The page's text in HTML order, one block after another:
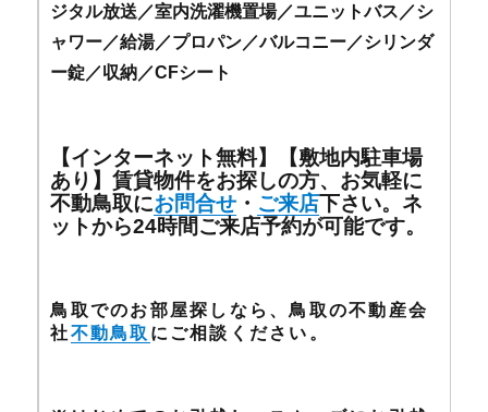
ジタル放送／室内洗濯機置場／ユニットバス／シ
ャワー／給湯／プロパン／バルコニー／シリンダ
ー錠／収納／CFシート
【インターネット無料】【敷地内駐車場
あり】賃貸物件をお探しの方、お気軽に
不動鳥取にお問合せ ・ ご来店下さい。ネ
ットから24時間ご来店予約が可能です。
鳥取でのお部屋探しなら、鳥取の不動産会
社不動鳥取 にご相談ください。